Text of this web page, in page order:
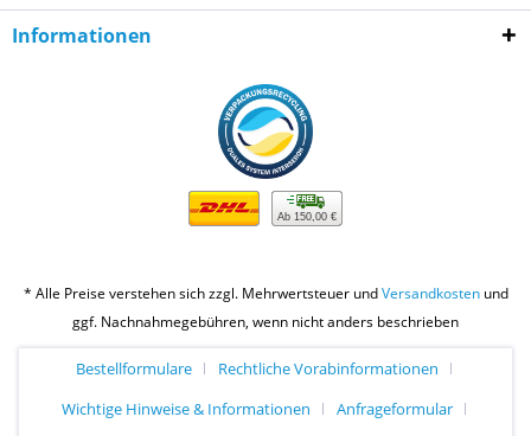
Informationen
Ab 150,00 €
* Alle Preise verstehen sich zzgl. Mehrwertsteuer undVersandkostenund
ggf. Nachnahmegebühren, wenn nicht anders beschrieben
Bestellformulare
Rechtliche Vorabinformationen
Wichtige Hinweise & Informationen
Anfrageformular